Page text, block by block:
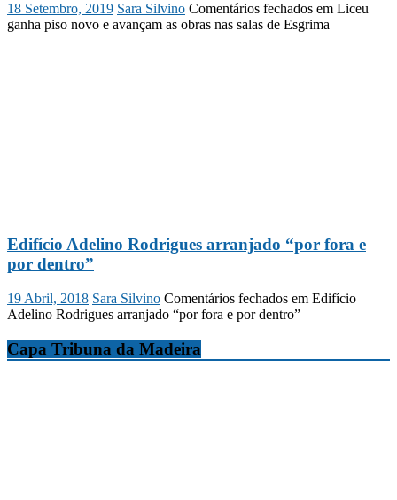
18 Setembro, 2019 Sara Silvino Comentários fechados em Liceu
ganha piso novo e avançam as obras nas salas de Esgrima
Edifício Adelino Rodrigues arranjado “por fora e
por dentro”
19 Abril, 2018 Sara Silvino Comentários fechados em Edifício
Adelino Rodrigues arranjado “por fora e por dentro”
Capa Tribuna da Madeira